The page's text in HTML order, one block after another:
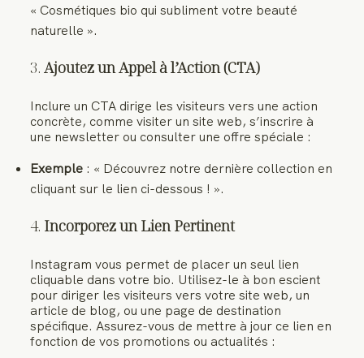
« Cosmétiques bio qui subliment votre beauté
naturelle ».
3.Ajoutez un Appel à l’Action (CTA)
Inclure un CTA dirige les visiteurs vers une action
concrète, comme visiter un site web, s’inscrire à
une newsletter ou consulter une offre spéciale :
Exemple : « Découvrez notre dernière collection en
cliquant sur le lien ci-dessous ! ».
4. Incorporez un Lien Pertinent
Instagram vous permet de placer un seul lien
cliquable dans votre bio. Utilisez-le à bon escient
pour diriger les visiteurs vers votre site web, un
article de blog, ou une page de destination
spécifique. Assurez-vous de mettre à jour ce lien en
fonction de vos promotions ou actualités :